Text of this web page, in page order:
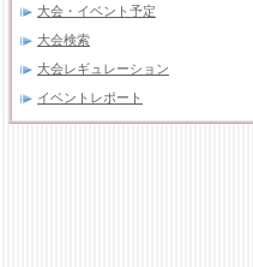
大会・イベント予定
大会検索
大会レギュレーション
イベントレポート